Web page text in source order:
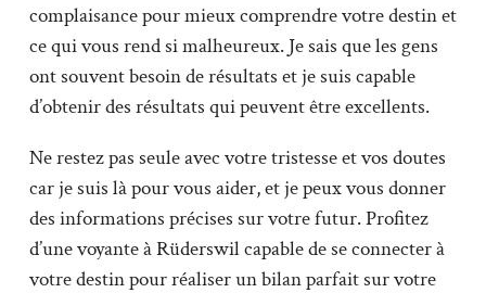
complaisance pour mieux comprendre votre destin et
ce qui vous rend si malheureux. Je sais que les gens
ont souvent besoin de résultats et je suis capable
d’obtenir des résultats qui peuvent être excellents.
Ne restez pas seule avec votre tristesse et vos doutes
car je suis là pour vous aider, et je peux vous donner
des informations précises sur votre futur. Profitez
d’une voyante à Rüderswil capable de se connecter à
votre destin pour réaliser un bilan parfait sur votre